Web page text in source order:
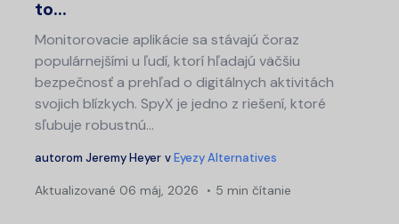
to...
Monitorovacie aplikácie sa stávajú čoraz
populárnejšími u ľudí, ktorí hľadajú väčšiu
bezpečnosť a prehľad o digitálnych aktivitách
svojich blízkych. SpyX je jedno z riešení, ktoré
sľubuje robustnú...
autorom Jeremy Heyer vEyezy Alternatives
Aktualizované 06 máj, 2026 5 min čítanie